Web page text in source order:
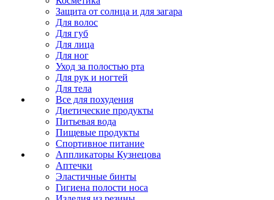
Защита от солнца и для загара
Для волос
Для губ
Для лица
Для ног
Уход за полостью рта
Для рук и ногтей
Для тела
Все для похудения
Диетические продукты
Питьевая вода
Пищевые продукты
Спортивное питание
Аппликаторы Кузнецова
Аптечки
Эластичные бинты
Гигиена полости носа